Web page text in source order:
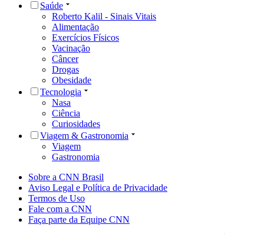
Saúde
Roberto Kalil - Sinais Vitais
Alimentação
Exercícios Físicos
Vacinação
Câncer
Drogas
Obesidade
Tecnologia
Nasa
Ciência
Curiosidades
Viagem & Gastronomia
Viagem
Gastronomia
Sobre a CNN Brasil
Aviso Legal e Política de Privacidade
Termos de Uso
Fale com a CNN
Faça parte da Equipe CNN